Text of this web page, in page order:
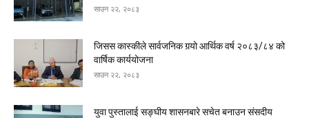
साउन २२, २०८३
जिसस कास्कीले सार्वजनिक गर्‍यो आर्थिक वर्ष २०८३/८४ को
वार्षिक कार्ययोजना
साउन २२, २०८३
युवा पुस्तालाई सङ्घीय शासनबारे सचेत बनाउन संसदीय